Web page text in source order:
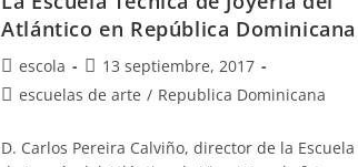
Atlántico en República Dominicana
Autor
de
escola
Publicación
de
13 septiembre, 2017
Categoría
la
entrada:
escuelas de arte / Republica Dominicana
D. Carlos Pereira Calviño, director de la Escuela